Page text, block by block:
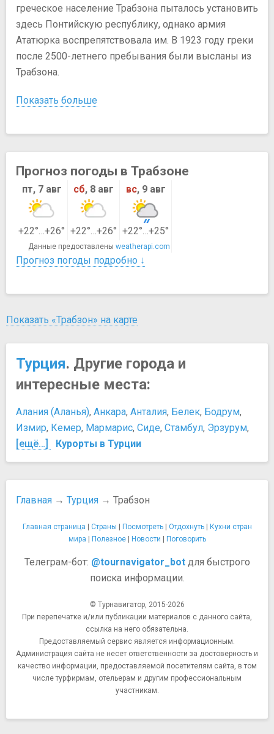
греческое население Трабзона пыталось установить
здесь Понтийскую республику, однако армия
Ататюрка воспрепятствовала им. В 1923 году греки
после 2500-летнего пребывания были высланы из
Трабзона.
Показать больше
Прогноз погоды в Трабзоне
пт, 7 авг сб, 8 авг вс, 9 авг
+22°…+26° +22°…+26° +22°…+25°
Данные предоставлены weatherapi.com
Прогноз погоды подробно ↓
Показать «Трабзон» на карте
Турция. Другие города и
интересные места:
Алания (Аланья), Анкара, Анталия, Белек, Бодрум,
Измир, Кемер, Мармарис, Сиде, Стамбул, Эрзурум,
[ещё…]
Курорты в Турции
Главная → Турция → Трабзон
Главная страница | Страны | Посмотреть| Отдохнуть| Кухни стран
мира | Полезное| Новости | Поговорить
Телеграм-бот: @tournavigator_botдля быстрого
поиска информации.
© Турнавигатор, 2015-2026
При перепечатке и/или публикации материалов с данного сайта,
ссылка на него обязательна.
Предоставляемый сервис является информационным.
Администрация сайта не несет ответственности за достоверность и
качество информации, предоставляемой посетителям сайта, в том
числе турфирмам, отельерам и другим профессиональным
участникам.